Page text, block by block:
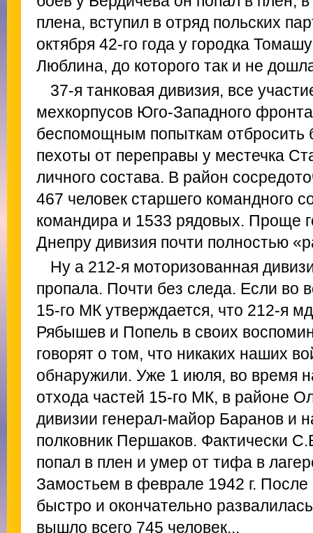
плена, вступил в отряд польских
октября 42-го года у городка
Люблина, до которого так и не
37-я танковая дивизия, все
мехкорпусов Юго-Западного
беспомощным попыткам отбросить
пехоты от переправы у местечка
личного состава. В район
467 человек старшего командного
командира и 1533 рядовых. Проще
Днепру дивизия почти полностью
Ну а 212-я моторизованная
пропала. Почти без следа. Если во
15-го МК утверждается, что 212-я
Рябышев и Попель в своих
говорят о том, что никаких наших
обнаружили. Уже 1 июля, во время
отхода частей 15-го МК, в районе
дивизии генерал-майор Баранов и
полковник Першаков. Фактически
попал в плен и умер от тифа в
Замостьем в феврале 1942 г.
быстро и окончательно
вышло всего 745 человек...